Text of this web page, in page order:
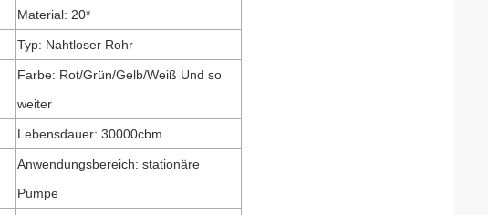
Material: 20*
Typ: Nahtloser Rohr
Farbe: Rot/Grün/Gelb/Weiß Und so
weiter
Lebensdauer: 30000cbm
Anwendungsbereich: stationäre
Pumpe